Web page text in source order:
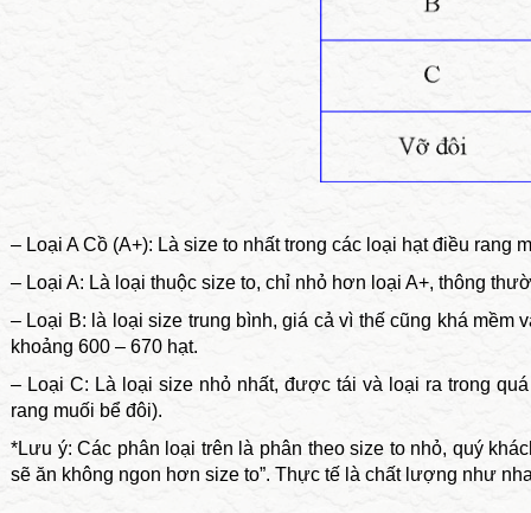
– Loại A Cồ (A+): Là size to nhất trong các loại hạt điều rang
– Loại A: Là loại thuộc size to, chỉ nhỏ hơn loại A+, thông
– Loại B: là loại size trung bình, giá cả vì thế cũng khá
khoảng 600 – 670 hạt.
– Loại C: Là loại size nhỏ nhất, được tái và loại ra trong
rang muối bể đôi).
*Lưu ý: Các phân loại trên là phân theo size to nhỏ, quý
sẽ ăn không ngon hơn size to”. Thực tế là chất lượng như